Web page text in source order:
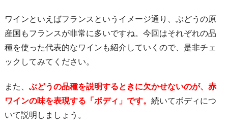
ワインといえばフランスというイメージ通り、ぶどうの原
産国もフランスが非常に多いですね。今回はそれぞれの品
種を使った代表的なワインも紹介していくので、是非チェ
ックしてみてください。
また、 ぶどうの品種を説明するときに欠かせないのが、赤
ワインの味を表現する「ボディ」です。 続いてボディにつ
いて説明しましょう。